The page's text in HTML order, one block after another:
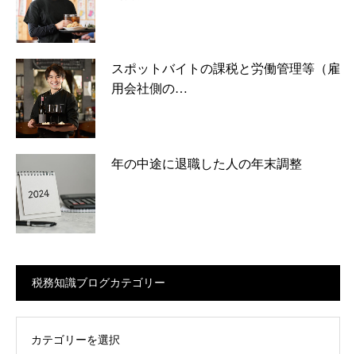
スポットバイトの課税と労働管理等（雇
用会社側の…
年の中途に退職した人の年末調整
税務知識ブログカテゴリー